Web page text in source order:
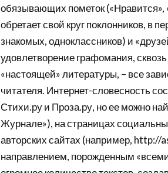
обязывающих пометок
обретает свой круг поклонников, в
знакомых, одноклассников) и
удовлетворение графомания,
«настоящей» литературы, – все
читателя. Интернет-словесность
Стихи.ру и Проза.ру, но ее можно
Журнале»), на страницах
авторских сайтах (например,
направлением, порожденным